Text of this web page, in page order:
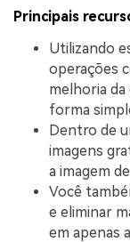
Principais
Utilizando
operações
melhoria da
forma
Dentro de
imagens
a imagem
Você
e eliminar
em apenas